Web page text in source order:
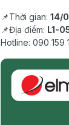
📌Thời gian: 14/
📌Địa điểm: L1-
Hotline: 090 159